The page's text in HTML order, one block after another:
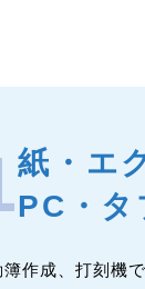
紙・エ
PC・タ
作成、打刻機